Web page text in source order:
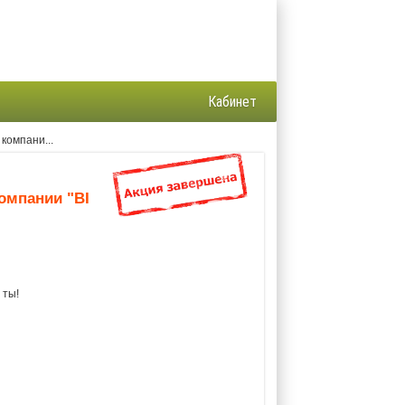
Кабинет
"BI
ты!